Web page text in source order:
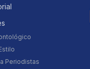
Periodistas